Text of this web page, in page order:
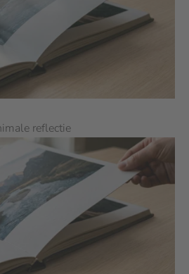
het kleinere broertje van dit
het afrekenen in de kassa kun je
voorzien van een barcode.
voor dat je gemakkelijk je
volgen. Het is mogelijk om de
verwijderen. Wij zullen dan je
productieproces leiden.
Laat het product inpakken voor
reflectie